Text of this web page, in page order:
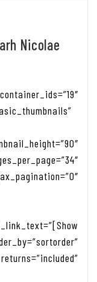
Nicolae